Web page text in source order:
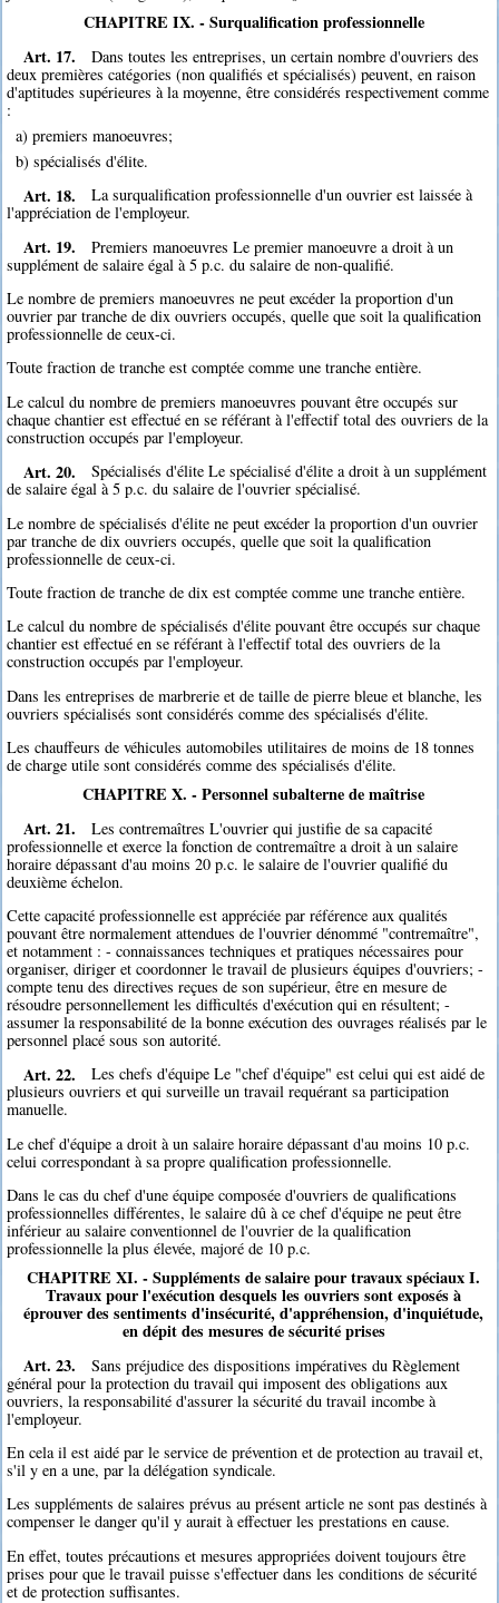
CHAPITRE IX. - Surqualification professionnelle
Art. 17.
Dans toutes les entreprises, un certain nombre d'ouvriers des
deux premières catégories (non qualifiés et spécialisés) peuvent, en raison
d'aptitudes supérieures à la moyenne, être considérés respectivement comme
:
a) premiers manoeuvres;
b) spécialisés d'élite.
Art. 18.
La surqualification professionnelle d'un ouvrier est laissée à
l'appréciation de l'employeur.
Art. 19.
Premiers manoeuvres Le premier manoeuvre a droit à un
supplément de salaire égal à 5 p.c. du salaire de non-qualifié.
Le nombre de premiers manoeuvres ne peut excéder la proportion d'un
ouvrier par tranche de dix ouvriers occupés, quelle que soit la qualification
professionnelle de ceux-ci.
Toute fraction de tranche est comptée comme une tranche entière.
Le calcul du nombre de premiers manoeuvres pouvant être occupés sur
chaque chantier est effectué en se référant à l'effectif total des ouvriers de la
construction occupés par l'employeur.
Art. 20.
Spécialisés d'élite Le spécialisé d'élite a droit à un supplément
de salaire égal à 5 p.c. du salaire de l'ouvrier spécialisé.
Le nombre de spécialisés d'élite ne peut excéder la proportion d'un ouvrier
par tranche de dix ouvriers occupés, quelle que soit la qualification
professionnelle de ceux-ci.
Toute fraction de tranche de dix est comptée comme une tranche entière.
Le calcul du nombre de spécialisés d'élite pouvant être occupés sur chaque
chantier est effectué en se référant à l'effectif total des ouvriers de la
construction occupés par l'employeur.
Dans les entreprises de marbrerie et de taille de pierre bleue et blanche, les
ouvriers spécialisés sont considérés comme des spécialisés d'élite.
Les chauffeurs de véhicules automobiles utilitaires de moins de 18 tonnes
de charge utile sont considérés comme des spécialisés d'élite.
CHAPITRE X. - Personnel subalterne de maîtrise
Art. 21.
Les contremaîtres L'ouvrier qui justifie de sa capacité
professionnelle et exerce la fonction de contremaître a droit à un salaire
horaire dépassant d'au moins 20 p.c. le salaire de l'ouvrier qualifié du
deuxième échelon.
Cette capacité professionnelle est appréciée par référence aux qualités
pouvant être normalement attendues de l'ouvrier dénommé "contremaître",
et notamment : - connaissances techniques et pratiques nécessaires pour
organiser, diriger et coordonner le travail de plusieurs équipes d'ouvriers; -
compte tenu des directives reçues de son supérieur, être en mesure de
résoudre personnellement les difficultés d'exécution qui en résultent; -
assumer la responsabilité de la bonne exécution des ouvrages réalisés par le
personnel placé sous son autorité.
Art. 22.
Les chefs d'équipe Le "chef d'équipe" est celui qui est aidé de
plusieurs ouvriers et qui surveille un travail requérant sa participation
manuelle.
Le chef d'équipe a droit à un salaire horaire dépassant d'au moins 10 p.c.
celui correspondant à sa propre qualification professionnelle.
Dans le cas du chef d'une équipe composée d'ouvriers de qualifications
professionnelles différentes, le salaire dû à ce chef d'équipe ne peut être
inférieur au salaire conventionnel de l'ouvrier de la qualification
professionnelle la plus élevée, majoré de 10 p.c.
CHAPITRE XI. - Suppléments de salaire pour travaux spéciaux I.
Travaux pour l'exécution desquels les ouvriers sont exposés à
éprouver des sentiments d'insécurité, d'appréhension, d'inquiétude,
en dépit des mesures de sécurité prises
Art. 23.
Sans préjudice des dispositions impératives du Règlement
général pour la protection du travail qui imposent des obligations aux
ouvriers, la responsabilité d'assurer la sécurité du travail incombe à
l'employeur.
En cela il est aidé par le service de prévention et de protection au travail et,
s'il y en a une, par la délégation syndicale.
Les suppléments de salaires prévus au présent article ne sont pas destinés à
compenser le danger qu'il y aurait à effectuer les prestations en cause.
En effet, toutes précautions et mesures appropriées doivent toujours être
prises pour que le travail puisse s'effectuer dans les conditions de sécurité
et de protection suffisantes.